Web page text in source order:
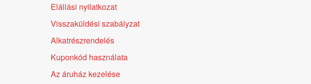
Elállási nyilatkozat
Visszaküldési szabályzat
Alkatrészrendelés
Kuponkód használata
Az áruház kezelése